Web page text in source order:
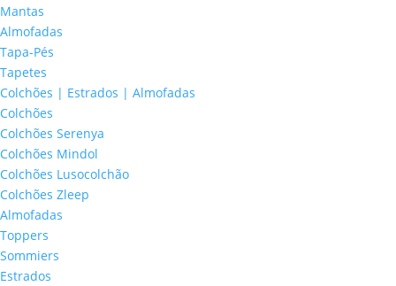
Mantas
Almofadas
Tapa-Pés
Tapetes
Colchões | Estrados | Almofadas
Colchões
Colchões Serenya
Colchões Mindol
Colchões Lusocolchão
Colchões Zleep
Almofadas
Toppers
Sommiers
Estrados